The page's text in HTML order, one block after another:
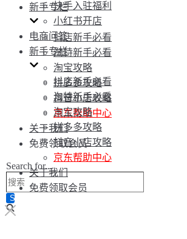
新手专栏
抖店新手必看
淘特新手必看
淘宝攻略
拼多多攻略
抖音小店攻略
京东帮助中心
关于我们
免费领取会员
Search for...
快手入驻福利
小红书开店
电商问答
新手专栏
抖店新手必看
淘特新手必看
淘宝攻略
拼多多攻略
抖音小店攻略
京东帮助中心
关于我们
免费领取会员